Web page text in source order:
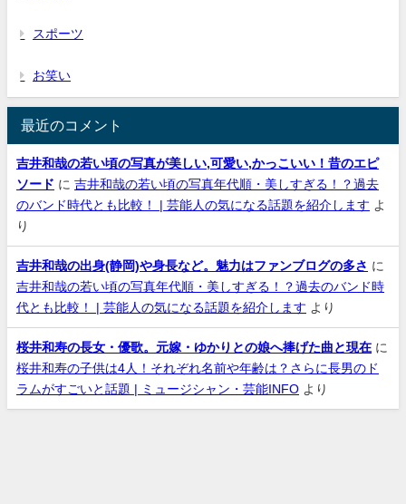
スポーツ
お笑い
最近のコメント
吉井和哉の若い頃の写真が美しい,可愛い,かっこいい！昔のエピ
ソード に 吉井和哉の若い頃の写真年代順・美しすぎる！？過去
のバンド時代とも比較！ | 芸能人の気になる話題を紹介します よ
り
吉井和哉の出身(静岡)や身長など。魅力はファンブログの多さ に
吉井和哉の若い頃の写真年代順・美しすぎる！？過去のバンド時
代とも比較！ | 芸能人の気になる話題を紹介します より
桜井和寿の長女・優歌。元嫁・ゆかりとの娘へ捧げた曲と現在 に
桜井和寿の子供は4人！それぞれ名前や年齢は？さらに長男のド
ラムがすごいと話題 | ミュージシャン・芸能INFO より